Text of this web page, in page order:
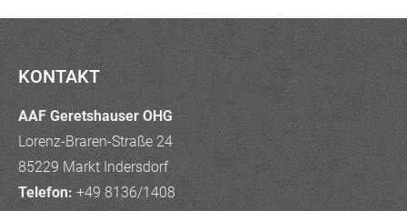
KONTAKT
AAF Geretshauser OHG
Lorenz-Braren-Straße 24
85229 Markt Indersdorf
Telefon: +49 8136/1408